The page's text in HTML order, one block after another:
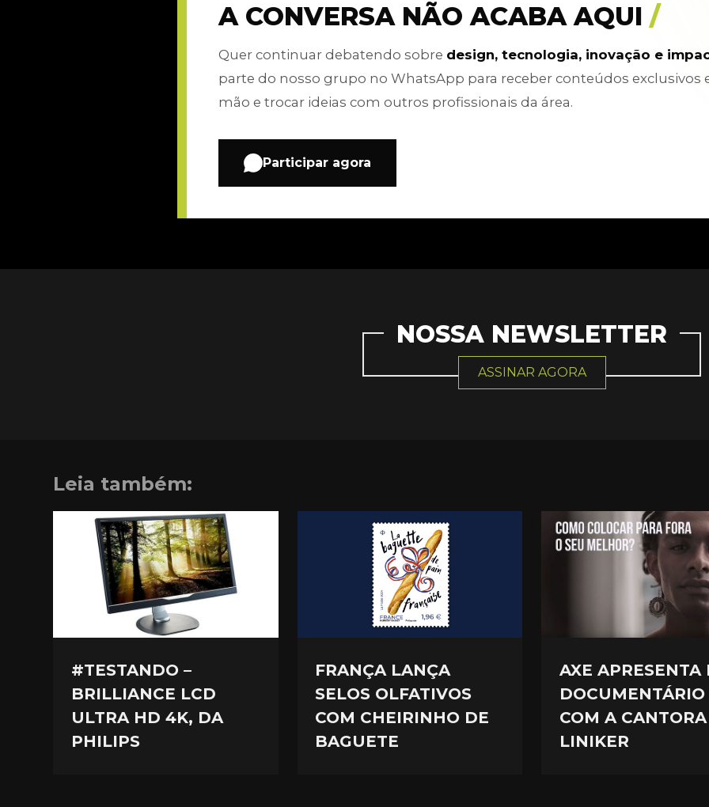
A CONVERSA NÃO ACABA AQUI /
Quer continuar debatendo sobre design, tecnologia, inovação e
parte do nosso grupo no WhatsApp para receber conteúdos exclusivos
mão e trocar ideias com outros profissionais da área.
Participar agora
NOSSA NEWSLETTER
ASSINAR AGORA
Leia também:
#TESTANDO –
BRILLIANCE LCD
ULTRA HD 4K, DA
PHILIPS
FRANÇA LANÇA
SELOS OLFATIVOS
COM CHEIRINHO DE
BAGUETE
AXE APRESENTA
DOCUMENTÁRIO
COM A CANTORA
LINIKER